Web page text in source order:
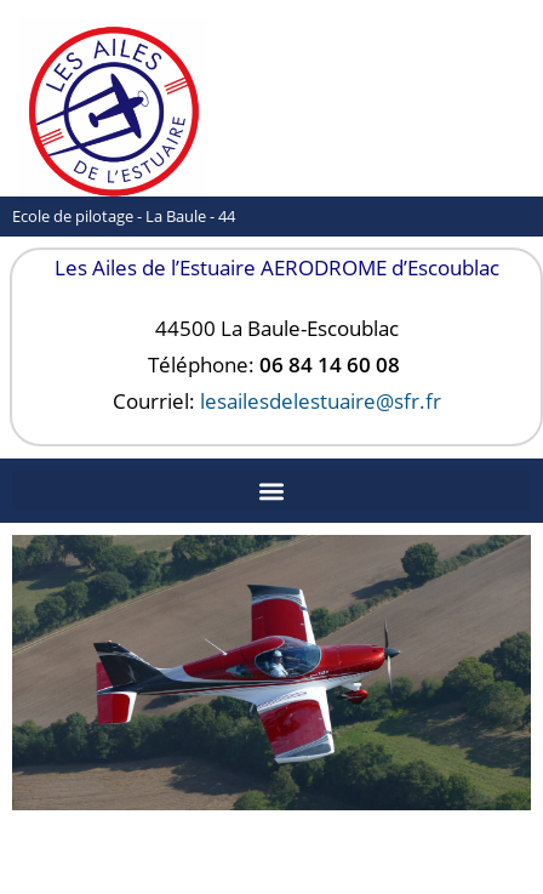
Ecole de pilotage - La Baule - 44
Les Ailes de l’Estuaire AERODROME d’Escoublac
44500 La Baule-Escoublac
Téléphone: 06 84 14 60 08
Courriel: lesailesdelestuaire@sfr.fr